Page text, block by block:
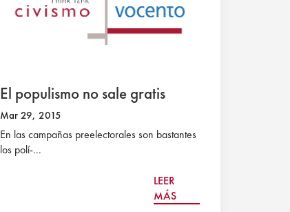
El populismo no sale gratis
Mar 29, 2015
En las campañas preelectorales son bastantes
los polí-...
LEER
MÁS